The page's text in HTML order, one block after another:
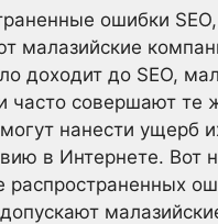
ошибки
малазийские
доходит до SEO,
часто совершают те
нанести ущерб
в Интернете. Вот
распространенных